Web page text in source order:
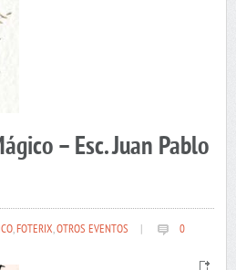
– Esc. Juan Pablo
,FOTERIX,OTROS EVENTOS 0